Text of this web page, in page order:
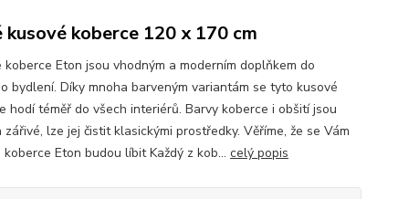
kusové koberce 120 x 170 cm
koberce Eton jsou vhodným a moderním doplňkem do
bydlení. Díky mnoha barveným variantám se tyto kusové
hodí téměř do všech interiérů. Barvy koberce i obšití jsou
zářivé, lze jej čistit klasickými prostředky. Věříme, že se Vám
koberce Eton budou líbit Každý z kob... celý popis